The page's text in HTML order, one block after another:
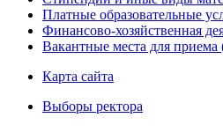
Платные образовательные
Финансово-хозяйственная
Вакантные места для приема
Карта сайта
Выборы ректора